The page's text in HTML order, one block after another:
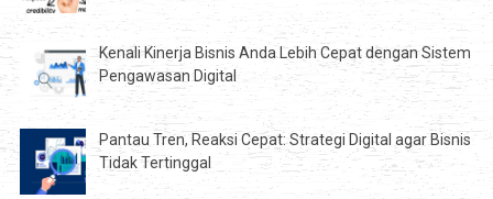
Kenali Kinerja Bisnis Anda Lebih Cepat dengan Sistem
Pengawasan Digital
Pantau Tren, Reaksi Cepat: Strategi Digital agar Bisnis
Tidak Tertinggal